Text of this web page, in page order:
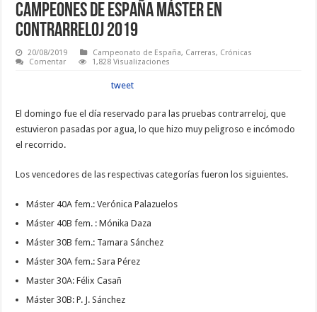
Campeones de España Máster en
contrarreloj 2019
20/08/2019 Campeonato de España, Carreras, Crónicas
Comentar
1,828 Visualizaciones
tweet
El domingo fue el día reservado para las pruebas contrarreloj, que
estuvieron pasadas por agua, lo que hizo muy peligroso e incómodo
el recorrido.
Los vencedores de las respectivas categorías fueron los siguientes.
Máster 40A fem.: Verónica Palazuelos
Máster 40B fem. : Mónika Daza
Máster 30B fem.: Tamara Sánchez
Máster 30A fem.: Sara Pérez
Master 30A: Félix Casañ
Máster 30B: P. J. Sánchez